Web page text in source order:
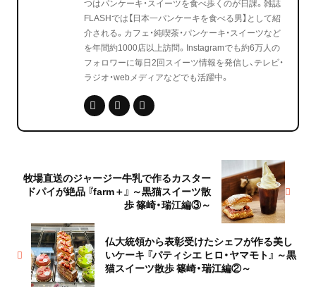
FLASHでは【日本一パンケーキを食べる男】として紹
介される。カフェ・純喫茶・パンケーキ・スイーツなど
を年間約1000店以上訪問。Instagramでも約6万人の
フォロワーに毎日2回スイーツ情報を発信し、テレビ・
ラジオ・webメディアなどでも活躍中。
仏大統領から表彰受けたシェフが作る美し
いケーキ 『パティシエ ヒロ・ヤマモト』 ～黒
猫スイーツ散歩 篠崎・瑞江編②～
牧場直送のジャージー牛乳で作るカスター
ドパイが絶品 『farm＋』 ～黒猫スイーツ散
歩 篠崎・瑞江編③～